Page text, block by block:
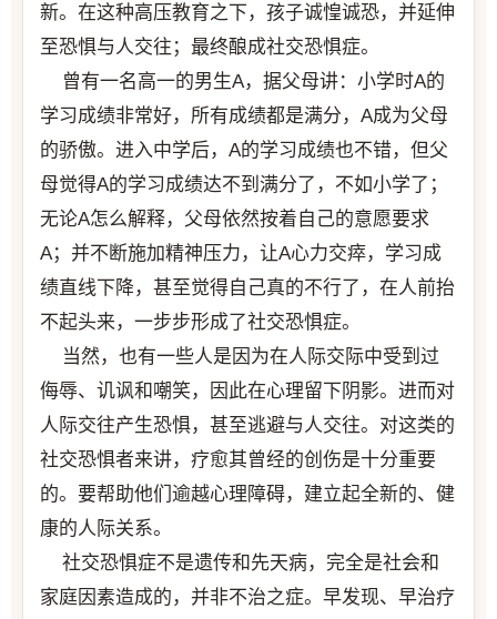
新。在这种高压教育之下，孩子诚惶诚恐，并延伸
至恐惧与人交往；最终酿成社交恐惧症。
曾有一名高一的男生A，据父母讲：小学时A的
学习成绩非常好，所有成绩都是满分，A成为父母
的骄傲。进入中学后，A的学习成绩也不错，但父
母觉得A的学习成绩达不到满分了，不如小学了；
无论A怎么解释，父母依然按着自己的意愿要求
A；并不断施加精神压力，让A心力交瘁，学习成
绩直线下降，甚至觉得自己真的不行了，在人前抬
不起头来，一步步形成了社交恐惧症。
当然，也有一些人是因为在人际交际中受到过
侮辱、讥讽和嘲笑，因此在心理留下阴影。进而对
人际交往产生恐惧，甚至逃避与人交往。对这类的
社交恐惧者来讲，疗愈其曾经的创伤是十分重要
的。要帮助他们逾越心理障碍，建立起全新的、健
康的人际关系。
社交恐惧症不是遗传和先天病，完全是社会和
家庭因素造成的，并非不治之症。早发现、早治疗